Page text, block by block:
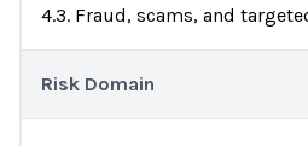
4.3. Fraud, scams, and
Risk Domain